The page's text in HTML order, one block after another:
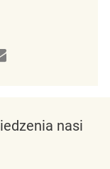
przez
nasi